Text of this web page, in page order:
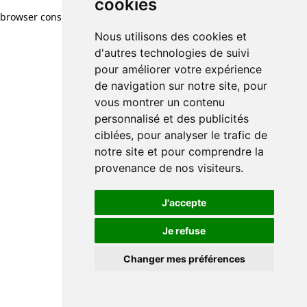
cookies
Nous utilisons des cookies et
d'autres technologies de suivi
pour améliorer votre expérience
de navigation sur notre site, pour
vous montrer un contenu
personnalisé et des publicités
ciblées, pour analyser le trafic de
notre site et pour comprendre la
provenance de nos visiteurs.
J'accepte
Je refuse
Changer mes préférences
browser console for more information)